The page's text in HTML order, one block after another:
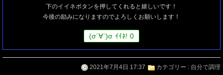
下のイイネボタンを押してくれると嬉しいです！
今後の励みになりますのでよろしくお願いします！
(σ´∀`)σ ｲｲﾈ! 0
2021年7月4日 17:37 カテゴリー : 自分で調理